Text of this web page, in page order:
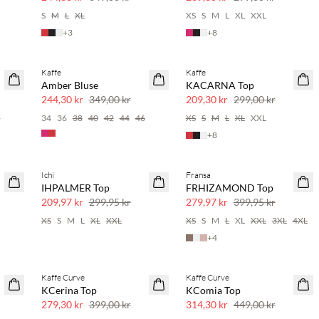
S M L XL
+3
XS S M L XL XXL
+8
SAVE20
Kaffe
Amber Bluse
244,30 kr 349,00 kr
34 36 38 40 42 44 46
SAVE20
Kaffe
KACARNA Top
209,30 kr 299,00 kr
XS S M L XL XXL
+8
SAVE20
Ichi
IHPALMER Top
209,97 kr 299,95 kr
XS S M L XL XXL
SAVE20
Fransa
FRHIZAMOND Top
279,97 kr 399,95 kr
XS S M L XL XXL 3XL 4XL
+4
SAVE20
Kaffe Curve
KCerina Top
279,30 kr 399,00 kr
SAVE20
Kaffe Curve
KComia Top
314,30 kr 449,00 kr